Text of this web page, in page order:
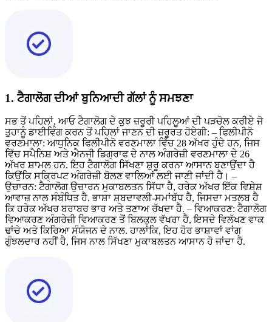
1. ਟੈਗਾਲੋਗ ਦੀਆਂ ਬੁਨਿਆਦੀ ਗੱਲਾਂ ਨੂੰ ਸਮਝਣਾ
ਸਭ ਤੋਂ ਪਹਿਲਾਂ, ਆਓ ਟੈਗਾਲੋਗ ਦੇ ਕੁਝ ਜ਼ਰੂਰੀ ਪਹਿਲੂਆਂ ਦੀ ਪੜਚੋਲ ਕਰੀਏ ਜੋ
ਤੁਹਾਨੂੰ ਡਾਈਵਿੰਗ ਕਰਨ ਤੋਂ ਪਹਿਲਾਂ ਜਾਣਨ ਦੀ ਜ਼ਰੂਰਤ ਹੋਏਗੀ: – ਫਿਲੀਪੀਨੋ
ਵਰਣਮਾਲਾ: ਆਧੁਨਿਕ ਫਿਲੀਪੀਨੋ ਵਰਣਮਾਲਾ ਵਿੱਚ 28 ਅੱਖਰ ਹੁੰਦੇ ਹਨ, ਜਿਸ
ਵਿੱਚ ਸਪੈਨਿਸ਼ ਅਤੇ ਐਨਜੀ ਡਿਗ੍ਰਾਫ ਦੇ ਨਾਲ ਅੰਗਰੇਜ਼ੀ ਵਰਣਮਾਲਾ ਦੇ 26
ਅੱਖਰ ਸ਼ਾਮਲ ਹਨ. ਇਹ ਟੈਗਾਲੋਗ ਸਿੱਖਣਾ ਸ਼ੁਰੂ ਕਰਨਾ ਆਸਾਨ ਬਣਾਉਂਦਾ ਹੈ
ਕਿਉਂਕਿ ਸਕ੍ਰਿਪਟ ਅੰਗਰੇਜ਼ੀ ਬੋਲਣ ਵਾਲਿਆਂ ਲਈ ਜਾਣੀ ਜਾਂਦੀ ਹੈ। –
ਉਚਾਰਨ: ਟੈਗਾਲੋਗ ਉਚਾਰਨ ਮੁਕਾਬਲਤਨ ਸਿੱਧਾ ਹੈ, ਹਰੇਕ ਅੱਖਰ ਇੱਕ ਵਿਸ਼ੇਸ਼
ਆਵਾਜ਼ ਨਾਲ ਸੰਬੰਧਿਤ ਹੈ. ਭਾਸ਼ਾ ਸ਼ਬਦਾਵਲੀ-ਸਮਾਂਬੱਧ ਹੈ, ਜਿਸਦਾ ਮਤਲਬ ਹੈ
ਕਿ ਹਰੇਕ ਅੱਖਰ ਬਰਾਬਰ ਭਾਰ ਅਤੇ ਤਣਾਅ ਰੱਖਦਾ ਹੈ. – ਵਿਆਕਰਣ: ਟੈਗਾਲੋਗ
ਵਿਆਕਰਣ ਅੰਗਰੇਜ਼ੀ ਵਿਆਕਰਣ ਤੋਂ ਬਿਲਕੁਲ ਵੱਖਰਾ ਹੈ, ਇਸਦੇ ਵਿਲੱਖਣ ਵਾਕ
ਢਾਂਚੇ ਅਤੇ ਕਿਰਿਆ ਸੰਯੋਜਨ ਦੇ ਨਾਲ. ਹਾਲਾਂਕਿ, ਇਹ ਹੋਰ ਭਾਸ਼ਾਵਾਂ ਵਾਂਗ
ਗੁੰਝਲਦਾਰ ਨਹੀਂ ਹੈ, ਜਿਸ ਨਾਲ ਸਿੱਖਣਾ ਮੁਕਾਬਲਤਨ ਆਸਾਨ ਹੋ ਜਾਂਦਾ ਹੈ.